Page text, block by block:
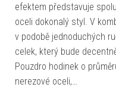
efektem představuje
oceli dokonalý styl. V
v podobě jednoduchých
celek, který bude
Pouzdro hodinek o
nerezové oceli,…